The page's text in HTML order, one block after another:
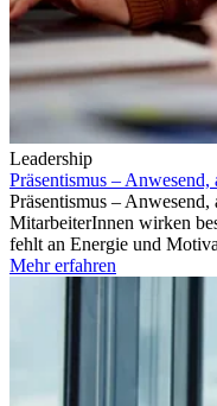
Leadership
Präsentismus –
Präsentismus –
MitarbeiterInnen wirken
fehlt an Energie und
Mehr erfahren